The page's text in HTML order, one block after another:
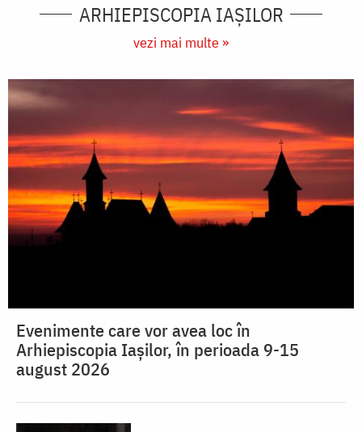
ARHIEPISCOPIA IAŞILOR
vezi mai multe »
Evenimente care vor avea loc în
Arhiepiscopia Iaşilor, în perioada 9-15
august 2026